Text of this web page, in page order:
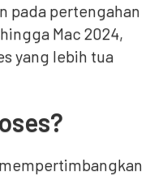
pada pertengahan
Mac 2024,
yang lebih tua